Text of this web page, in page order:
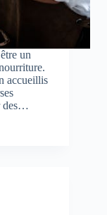
un
accueillis
des…